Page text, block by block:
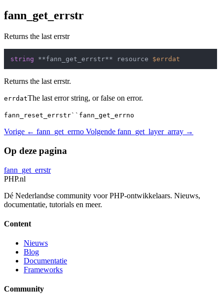
fann_get_errstr
Returns the last errstr
string **fann_get_errstr** resource $errdat
Returns the last errstr.
errdatThe last error string, or false on error.
fann_reset_errstr``fann_get_errno
Vorige ← fann_get_errno Volgende fann_get_layer_array →
Op deze pagina
fann_get_errstr
PHP.nl
Dé Nederlandse community voor PHP-ontwikkelaars. Nieuws,
documentatie, tutorials en meer.
Content
Nieuws
Blog
Documentatie
Frameworks
Community